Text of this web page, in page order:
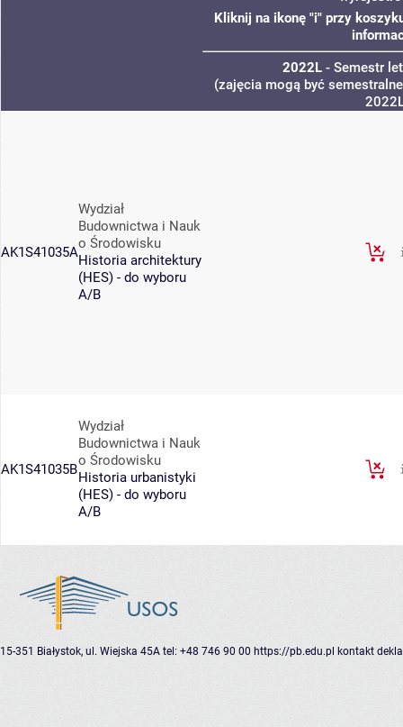
Kliknij na ikonę "i" przy
2022L - Semestr
(zajęcia mogą być
AK1S41035A
Wydział
Budownictwa i Nauk
o Środowisku
Historia architektury
(HES) - do wyboru
A/B
AK1S41035B
Wydział
Budownictwa i Nauk
o Środowisku
Historia urbanistyki
(HES) - do wyboru
A/B
15-351 Białystok, ul. Wiejska 45A tel: +48 746 90 00 https://pb.edu.pl kontakt